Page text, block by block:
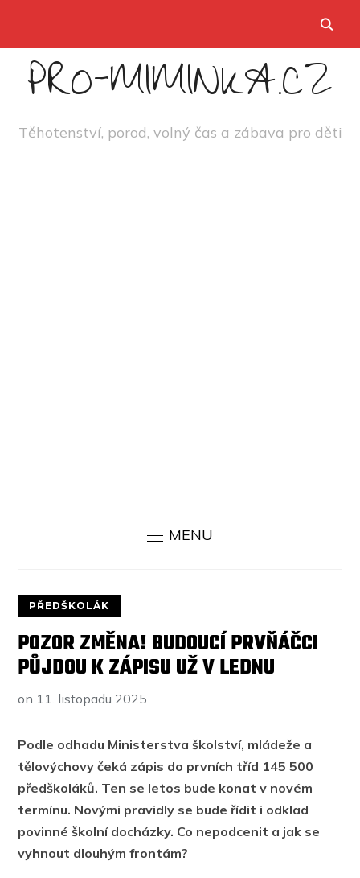
PRO-MIMINKA.CZ
Těhotenství, porod, volný čas a zábava pro děti
MENU
PŘEDŠKOLÁK
POZOR ZMĚNA! BUDOUCÍ PRVŇÁČCI
PŮJDOU K ZÁPISU UŽ V LEDNU
on 11. listopadu 2025
Podle odhadu Ministerstva školství, mládeže a
tělovýchovy čeká zápis do prvních tříd 145 500
předškoláků. Ten se letos bude konat v novém
termínu. Novými pravidly se bude řídit i odklad
povinné školní docházky. Co nepodcenit a jak se
vyhnout dlouhým frontám?